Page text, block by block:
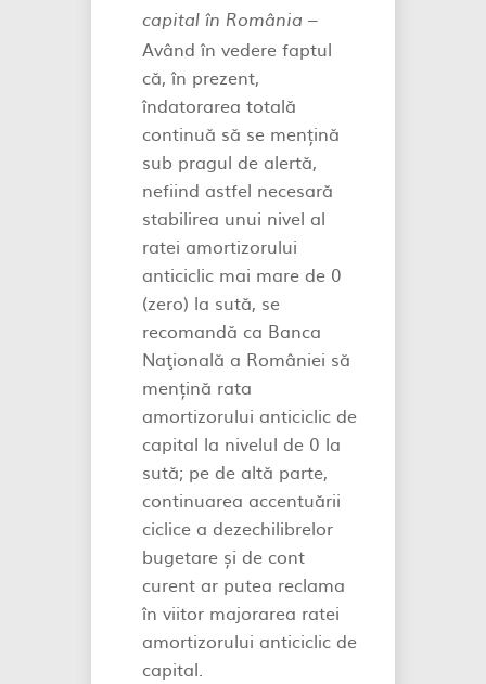
capital în România –
Având în vedere faptul
că, în prezent,
îndatorarea totală
continuă să se mențină
sub pragul de alertă,
nefiind astfel necesară
stabilirea unui nivel al
ratei amortizorului
anticiclic mai mare de 0
(zero) la sută, se
recomandă ca Banca
Naţională a României să
mențină rata
amortizorului anticiclic de
capital la nivelul de 0 la
sută; pe de altă parte,
continuarea accentuării
ciclice a dezechilibrelor
bugetare și de cont
curent ar putea reclama
în viitor majorarea ratei
amortizorului anticiclic de
capital.